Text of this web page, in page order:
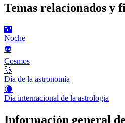
Temas relacionados y
🌃
Noche
👽
Cosmos
🚀
Día de la astronomía
🌘
Día internacional de la astrologia
Información general